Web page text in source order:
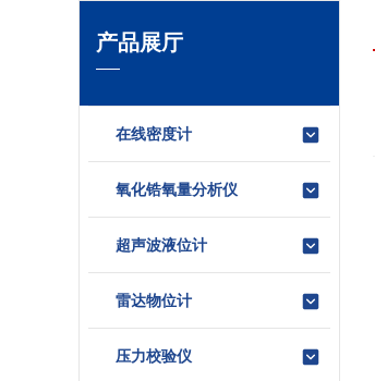
产品展厅
在线密度计
氧化锆氧量分析仪
超声波液位计
雷达物位计
压力校验仪